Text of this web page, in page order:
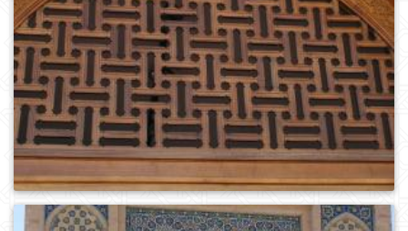
0 467